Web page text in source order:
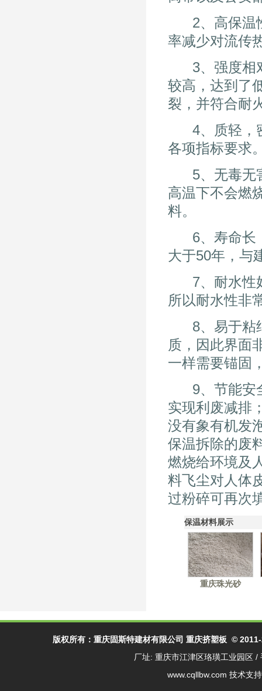
2、高保温性
率减少对流传
3、强度相对
较高，达到了
裂，并符合耐
4、质轻，密
各项指标要求
5、无毒无害
高温下不会燃
料。
6、寿命长，
大于50年，与
7、耐水性好
所以耐水性非
8、易于粘结
质，因此界面
一样需要锚固
9、节能安全
实现利废减排
没有象有机发
保温拆除的废
燃烧给环境及
料飞尘对人体
过粉碎可再次
保温材料展示
重庆珠光砂
版权所有：重庆固斯特建材有限公司 重庆挤塑板 ©
厂址: 重庆市江津区珞璜工业园区
www.cqllbw.com 技术支